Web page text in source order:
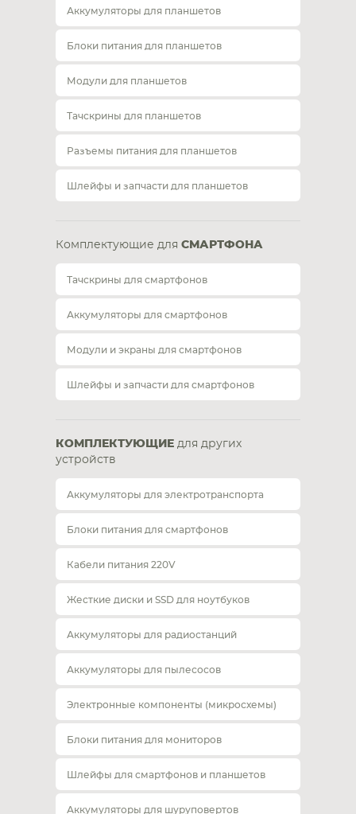
Аккумуляторы для планшетов
Блоки питания для планшетов
Модули для планшетов
Тачскрины для планшетов
Разъемы питания для планшетов
Шлейфы и запчасти для планшетов
Комплектующие для СМАРТФОНА
Тачскрины для смартфонов
Аккумуляторы для смартфонов
Модули и экраны для смартфонов
Шлейфы и запчасти для смартфонов
КОМПЛЕКТУЮЩИЕ для других
устройств
Аккумуляторы для электротранспорта
Блоки питания для смартфонов
Кабели питания 220V
Жесткие диски и SSD для ноутбуков
Аккумуляторы для радиостанций
Аккумуляторы для пылесосов
Электронные компоненты (микросхемы)
Блоки питания для мониторов
Шлейфы для смартфонов и планшетов
Аккумуляторы для шуруповертов